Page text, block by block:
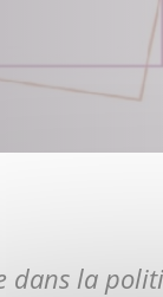
dans la